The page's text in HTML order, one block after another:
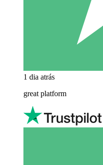
1 dia atrás
great platform